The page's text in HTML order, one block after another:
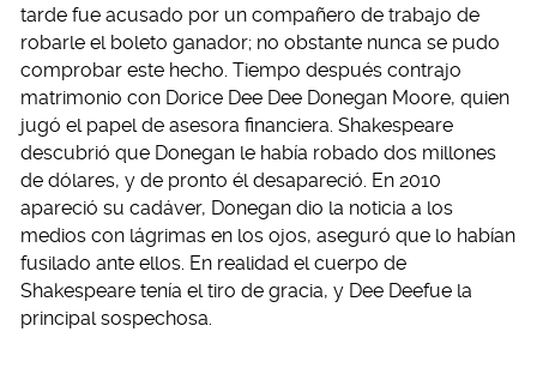
tarde fue acusado por un compañero de trabajo de
robarle el boleto ganador; no obstante nunca se pudo
comprobar este hecho. Tiempo después contrajo
matrimonio con Dorice Dee Dee Donegan Moore, quien
jugó el papel de asesora financiera. Shakespeare
descubrió que Donegan le había robado dos millones
de dólares, y de pronto él desapareció. En 2010
apareció su cadáver, Donegan dio la noticia a los
medios con lágrimas en los ojos, aseguró que lo habían
fusilado ante ellos. En realidad el cuerpo de
Shakespeare tenía el tiro de gracia, y Dee Deefue la
principal sospechosa.